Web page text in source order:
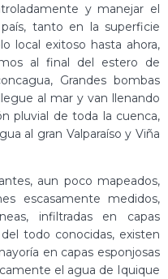
y manejar el
tanto en la superficie
local exitoso hasta ahora,
al final del estero de
Grandes bombas
al mar y van llenando
pluvial de toda la cuenca,
al gran Valparaíso y Viña
aun poco mapeados,
escasamente medidos,
infiltradas en capas
todo conocidas, existen
en capas esponjosas
el agua de Iquique